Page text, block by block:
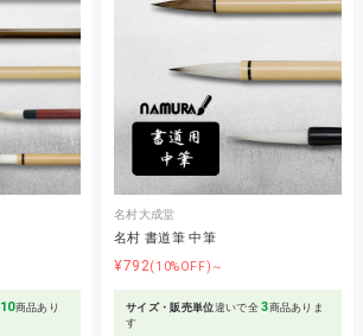
10商品あり
名村大成堂
名村 書道筆 中筆
¥792(10%OFF)～
サイズ・販売単位違いで全3商品ありま
す